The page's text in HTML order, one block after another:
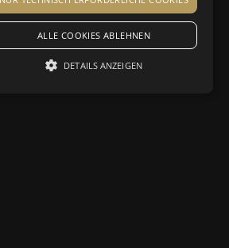
sich von der
ab
ALLE COOKIES ABLEHNEN
DETAILS ANZEIGEN